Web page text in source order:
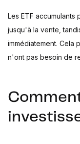
Les ETF
jusqu'à la vente,
immédiatement. Cela
n'ont pas besoin de